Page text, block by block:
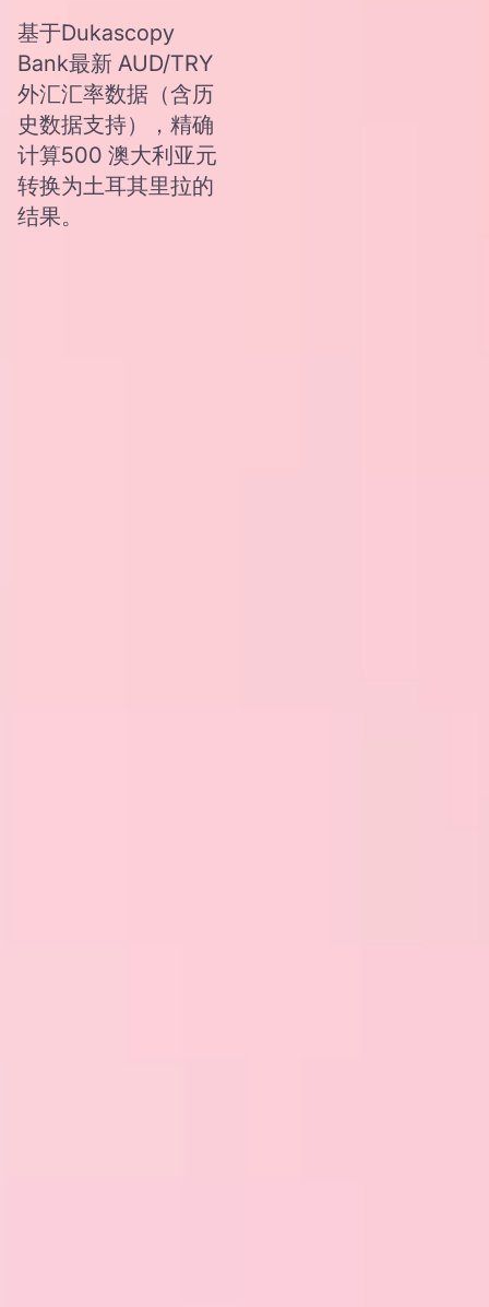
基于Dukascopy
Bank最新 AUD/TRY
外汇汇率数据（含历
史数据支持），精确
计算500 澳大利亚元
转换为土耳其里拉的
结果。